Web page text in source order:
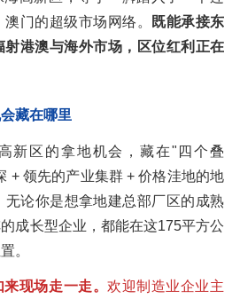
门的超级市场网络。
既能承接东
射港澳与海外市场，区位红利正在
藏在哪里
新区的拿地机会，藏在"四个叠
+ 领先的产业集群 + 价格洼地的地
无论你是想拿地建总部厂区的成熟
成长型企业，都能在这175平方公
。
来现场走一走。欢迎制造业企业主